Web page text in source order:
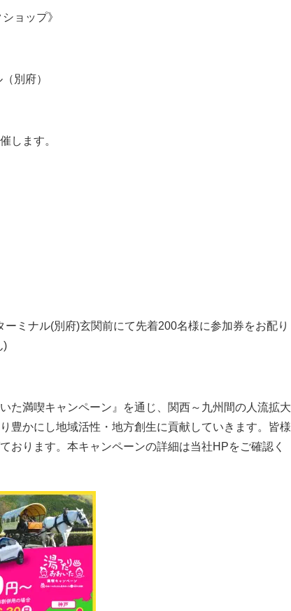
ョップ》
別府）
します。
ミナル(別府)玄関前にて先着200名様に参加券をお配り
)
た満喫キャンペーン』を通じ、関西～九州間の人流拡大
豊かにし地域活性・地方創生に貢献していきます。皆様
おります。本キャンペーンの詳細は当社HPをご確認く